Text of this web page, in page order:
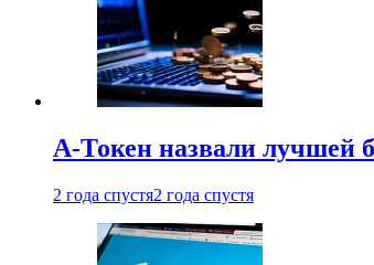
А-Токен назвали лучшей
2 года спустя2 года спустя